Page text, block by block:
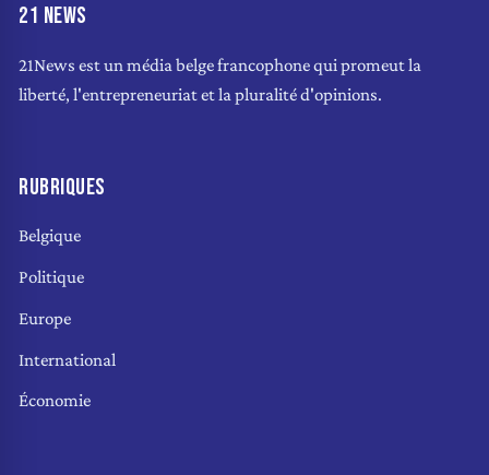
21 NEWS
21News est un média belge francophone qui promeut la
liberté, l'entrepreneuriat et la pluralité d'opinions.
RUBRIQUES
Belgique
Politique
Europe
International
Économie